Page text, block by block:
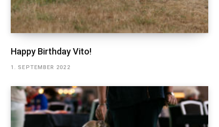
Happy Birthday Vito!
1. SEPTEMBER 2022